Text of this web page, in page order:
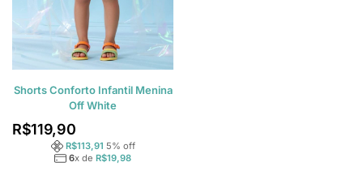
Shorts Conforto Infantil Menina
Off White
R$119,90
R$113,91 5% off
6x de R$19,98